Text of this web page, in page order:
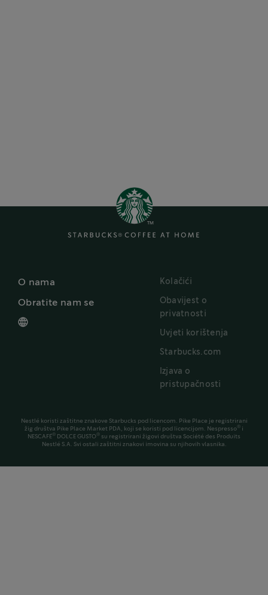
O nama
Obratite nam se
Kolačići
Obavijest o
privatnosti
Uvjeti korištenja
Starbucks.com
Izjava o
pristupačnosti
Nestlé koristi zaštitne znakove Starbucks pod licencom. Pike Place je registrirani
žig društva Pike Place Market PDA, koji se koristi pod licencijom. Nespresso
i
NESCAFÉ
DOLCE GUSTO
su registrirani žigovi društva Société des Produits
Nestlé S.A. Svi ostali zaštitni znakovi imovina su njihovih vlasnika.